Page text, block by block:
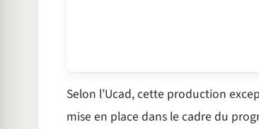
Selon l’Ucad, cette production
mise en place dans le cadre du